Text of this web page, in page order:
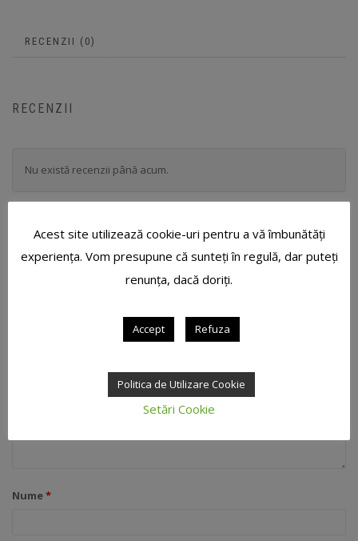
RECENZII (0)
RECENZII
Nu există recenzii până acum.
CREMA MAINI BIO ARGAN & RODIE 60ML”
Adresa ta de email nu va fi publicată.Câmpurile obligatorii sunt
Nume*
Acest site utilizează cookie-uri pentru a vă îmbunătăți
experiența. Vom presupune că sunteți în regulă, dar puteți
renunța, dacă doriți.
Accept Refuza
Politica de Utilizare Cookie
Setări Cookie